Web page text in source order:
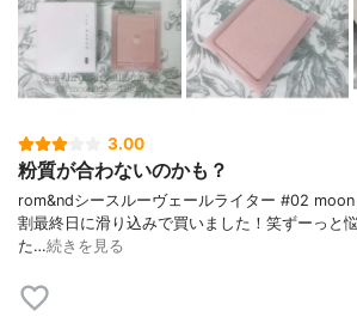
3.00
粉質が合わないのかも？
rom&ndシースルーヴェールライター #02
割最終日に滑り込みで買いました！笑ずーっと
た…続きを見る